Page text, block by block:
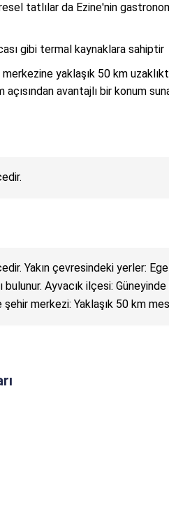
tatlılar da Ezine'nin
gibi termal kaynaklara sahiptir
yaklaşık 50 km
avantajlı bir konum
Yakın çevresindeki yerler:
bulunur. Ayvacık ilçesi:
şehir merkezi: Yaklaşık 50 km